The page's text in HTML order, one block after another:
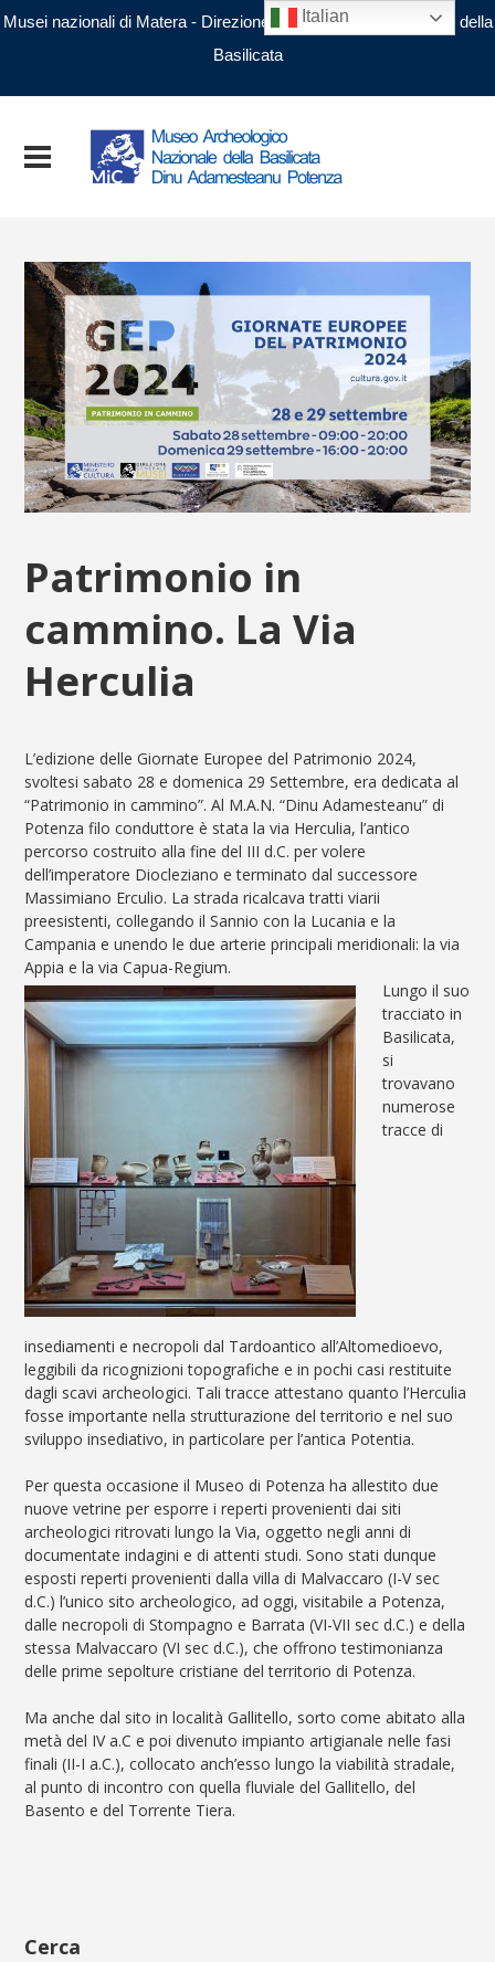
Musei nazionali di Matera - Direzione regionale Musei nazionali della
Basilicata
Patrimonio in
cammino. La Via
Herculia
L’edizione delle Giornate Europee del Patrimonio 2024,
svoltesi sabato 28 e domenica 29 Settembre, era dedicata al
“Patrimonio in cammino”. Al M.A.N. “Dinu Adamesteanu” di
Potenza filo conduttore è stata la via Herculia, l’antico
percorso costruito alla fine del III d.C. per volere
dell’imperatore Diocleziano e terminato dal successore
Massimiano Erculio. La strada ricalcava tratti viarii
preesistenti, collegando il Sannio con la Lucania e la
Campania e unendo le due arterie principali meridionali: la via
Appia e la via Capua-Regium.
Lungo il suo
tracciato in
Basilicata,
si
trovavano
numerose
tracce di
insediamenti e necropoli dal Tardoantico all’Altomedioevo,
leggibili da ricognizioni topografiche e in pochi casi restituite
dagli scavi archeologici. Tali tracce attestano quanto l’Herculia
fosse importante nella strutturazione del territorio e nel suo
sviluppo insediativo, in particolare per l’antica Potentia.
Per questa occasione il Museo di Potenza ha allestito due
nuove vetrine per esporre i reperti provenienti dai siti
archeologici ritrovati lungo la Via, oggetto negli anni di
documentate indagini e di attenti studi. Sono stati dunque
esposti reperti provenienti dalla villa di Malvaccaro (I-V sec
d.C.) l’unico sito archeologico, ad oggi, visitabile a Potenza,
dalle necropoli di Stompagno e Barrata (VI-VII sec d.C.) e della
stessa Malvaccaro (VI sec d.C.), che offrono testimonianza
delle prime sepolture cristiane del territorio di Potenza.
Ma anche dal sito in località Gallitello, sorto come abitato alla
metà del IV a.C e poi divenuto impianto artigianale nelle fasi
finali (II-I a.C.), collocato anch’esso lungo la viabilità stradale,
al punto di incontro con quella fluviale del Gallitello, del
Basento e del Torrente Tiera.
Cerca
Italian